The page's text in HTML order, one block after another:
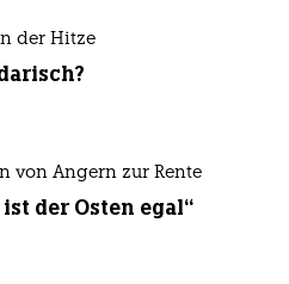
der Hitze
von Angern zur Rente
der Osten egal“